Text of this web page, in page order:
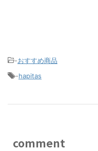
-おすすめ商品
-hapitas
comment